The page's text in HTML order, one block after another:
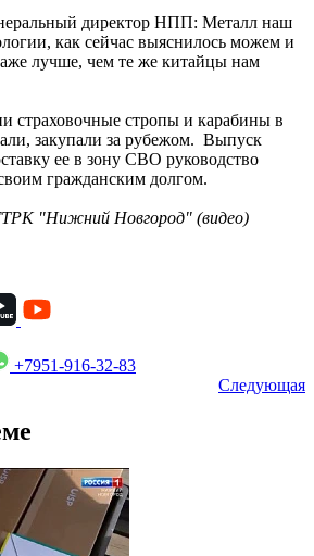
директор НПП: Металл наш
как сейчас выяснилось можем и
лучше, чем те же китайцы нам
страховочные стропы и карабины в
закупали за рубежом. Выпуск
ее в зону СВО руководство
гражданским долгом.
"Нижний Новгород" (видео)
+7951-916-32-83
Следующая